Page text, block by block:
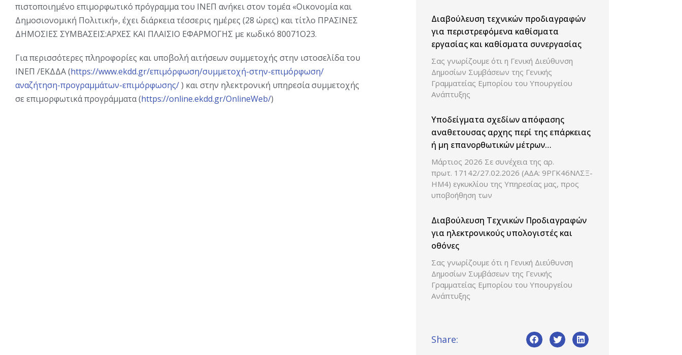
πιστοποιημένο επιμορφωτικό πρόγραμμα του ΙΝΕΠ ανήκει στον τομέα «Οικονομία και
Δημοσιονομική Πολιτική», έχει διάρκεια τέσσερις ημέρες (28 ώρες) και τίτλο ΠΡΑΣΙΝΕΣ
ΔΗΜΟΣΙΕΣ ΣΥΜΒΑΣΕΙΣ:ΑΡΧΕΣ ΚΑΙ ΠΛΑΙΣΙΟ ΕΦΑΡΜΟΓΗΣ με κωδικό 80071Ο23.
Για περισσότερες πληροφορίες και υποβολή αιτήσεων συμμετοχής στην ιστοσελίδα του
ΙΝΕΠ /ΕΚΔΔΑ (https://www.ekdd.gr/επιμόρφωση/συμμετοχή-στην-επιμόρφωση/
αναζήτηση-προγραμμάτων-επιμόρφωσης/) και στην ηλεκτρονική υπηρεσία συμμετοχής
σε επιμορφωτικά προγράμματα (https://online.ekdd.gr/OnlineWeb/)
Διαβούλευση τεχνικών προδιαγραφών
για περιστρεφόμενα καθίσματα
εργασίας και καθίσματα συνεργασίας
Σας γνωρίζουμε ότι η Γενική Διεύθυνση
Δημοσίων Συμβάσεων της Γενικής
Γραμματείας Εμπορίου του Υπουργείου
Ανάπτυξης
Υποδείγματα σχεδίων απόφασης
αναθετουσας αρχης περί της επάρκειας
ή μη επανορθωτικών μέτρων
οικονομικού φορέα
Μάρτιος 2026 Σε συνέχεια της αρ.
πρωτ. 17142/27.02.2026 (ΑΔΑ: 9ΡΓΚ46ΝΛΣΞ-
ΗΜ4) εγκυκλίου της Υπηρεσίας μας, προς
υποβοήθηση των
Διαβούλευση Τεχνικών Προδιαγραφών
για ηλεκτρονικούς υπολογιστές και
οθόνες
Σας γνωρίζουμε ότι η Γενική Διεύθυνση
Δημοσίων Συμβάσεων της Γενικής
Γραμματείας Εμπορίου του Υπουργείου
Ανάπτυξης
Share: